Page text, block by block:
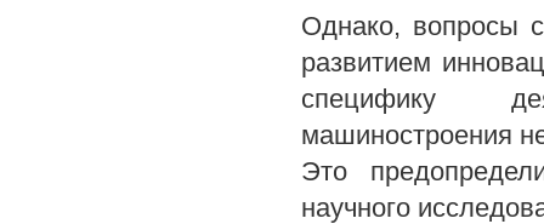
Однако, вопросы
развитием
специфику
машиностроения
Это
научного